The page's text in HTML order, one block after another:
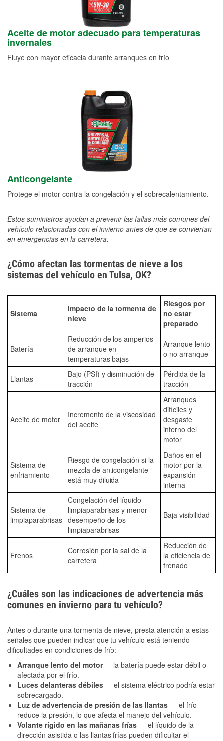
Aceite de motor adecuado para temperaturas
invernales
Fluye con mayor eficacia durante arranques en frío
Anticongelante
Protege el motor contra la congelación y el sobrecalentamiento.
Estos suministros ayudan a prevenir las fallas más comunes del
vehículo relacionadas con el invierno antes de que se conviertan
en emergencias en la carretera.
¿Cómo afectan las tormentas de nieve a los
sistemas del vehículo en Tulsa, OK?
Sistema
Impacto de la tormenta de
nieve
Riesgos por
no estar
preparado
Batería
Reducción de los amperios
de arranque en
temperaturas bajas
Arranque lento
o no arranque
Llantas
Bajo (PSI) y disminución de
tracción
Pérdida de la
tracción
Aceite de motor
Incremento de la viscosidad
del aceite
Arranques
difíciles y
desgaste
interno del
motor
Sistema de
enfriamiento
Riesgo de congelación si la
mezcla de anticongelante
está muy diluida
Daños en el
motor por la
expansión
interna
Sistema de
limpiaparabrisas
Congelación del líquido
limpiaparabrisas y menor
desempeño de los
limpiaparabrisas
Baja visibilidad
Frenos
Corrosión por la sal de la
carretera
Reducción de
la eficiencia de
frenado
¿Cuáles son las indicaciones de advertencia más
comunes en invierno para tu vehículo?
Antes o durante una tormenta de nieve, presta atención a estas
señales que pueden indicar que tu vehículo está teniendo
dificultades en condiciones de frío:
Arranque lento del motor— la batería puede estar débil o
afectada por el frío.
Luces delanteras débiles — el sistema eléctrico podría estar
sobrecargado.
Luz de advertencia de presión de las llantas — el frío
reduce la presión, lo que afecta el manejo del vehículo.
Volante rígido en las mañanas frías — el líquido de la
dirección asistida o las llantas frías pueden dificultar el